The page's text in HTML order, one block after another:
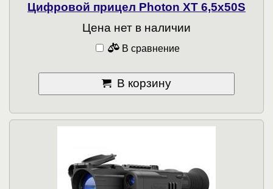
Цифровой прицел Photon XT 6,5x50S
Цена нет в наличии
В сравнение
В корзину